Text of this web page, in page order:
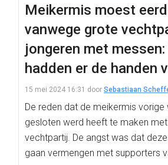
Meikermis moest
vanwege grote
jongeren met messen:
hadden er de handen
15 mei 2024 16:31 door Sebastiaan
De reden dat de meikermis
gesloten werd heeft te maken
vechtpartij. De angst was dat
gaan vermengen met supporters